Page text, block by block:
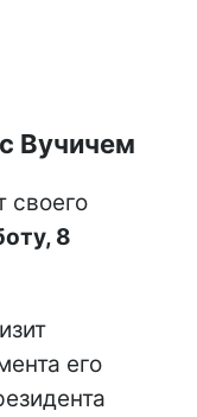
Вучичем
своего
8
его